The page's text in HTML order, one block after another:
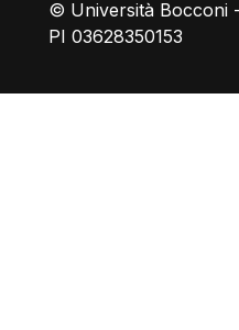
© Università Bocconi
PI 03628350153